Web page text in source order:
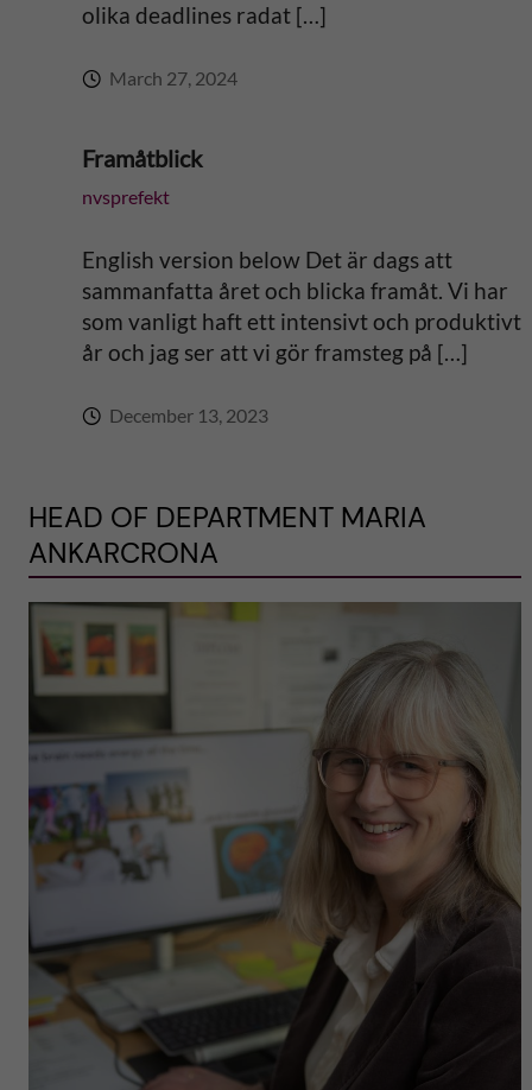
olika deadlines radat […]
March 27, 2024
Framåtblick
nvsprefekt
English version below Det är dags att
sammanfatta året och blicka framåt. Vi har
som vanligt haft ett intensivt och produktivt
år och jag ser att vi gör framsteg på […]
December 13, 2023
HEAD OF DEPARTMENT MARIA
ANKARCRONA